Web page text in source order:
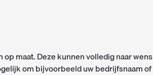
maat. Deze kunnen volledig naar wens
om bijvoorbeeld uw bedrijfsnaam of